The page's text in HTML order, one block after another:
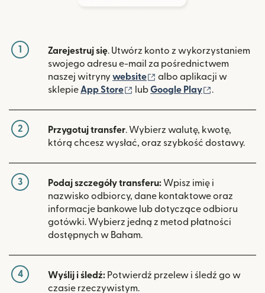
1 Zarejestruj się. Utwórz konto z wykorzystaniem
swojego adresu e-mail za pośrednictwem
naszej witryny website (otwiera się w nowym
albo aplikacji w
sklepie App Store (otwiera się w nowym oknie)
lubGoogle Play .
2 Przygotuj transfer. Wybierz walutę, kwotę,
którą chcesz wysłać, oraz szybkość dostawy.
3 Podaj szczegóły transferu: Wpisz imię i
nazwisko odbiorcy, dane kontaktowe oraz
informacje bankowe lub dotyczące odbioru
gotówki. Wybierz jedną z metod płatności
dostępnych w Baham.
4 Wyślij i śledź: Potwierdź przelew i śledź go w
czasie rzeczywistym.